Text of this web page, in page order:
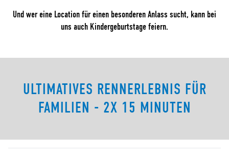
Und wer eine Location für einen besonderen Anlass sucht, kann bei
uns auch Kindergeburtstage feiern.
ULTIMATIVES RENNERLEBNIS FÜR
FAMILIEN - 2X 15 MINUTEN